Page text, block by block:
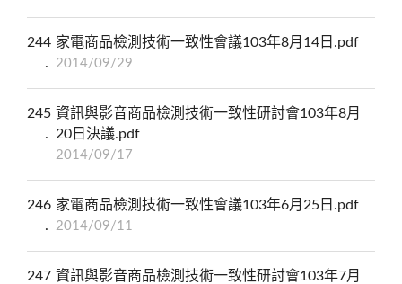
244 家電商品檢測技術一致性會議103年8月14日.pdf
2014/09/29
245 資訊與影音商品檢測技術一致性研討會103年8月
20日決議.pdf
2014/09/17
246 家電商品檢測技術一致性會議103年6月25日.pdf
2014/09/11
247 資訊與影音商品檢測技術一致性研討會103年7月